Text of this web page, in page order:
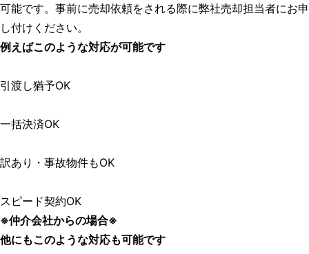
可能です。事前に売却依頼をされる際に弊社売却担当者にお申
し付けください。
例えばこのような対応が可能です
引渡し猶予OK
一括決済OK
訳あり・事故物件もOK
スピード契約OK
※仲介会社からの場合※
他にもこのような対応も可能です